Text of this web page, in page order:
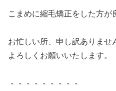
こまめに縮毛矯正をした方が
お忙しい所、申し訳ありませ
よろしくお願いいたします。
・・・・・・・・・